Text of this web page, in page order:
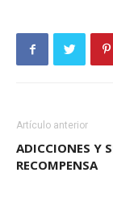
Artículo anterior
ADICCIONES Y
RECOMPENSA